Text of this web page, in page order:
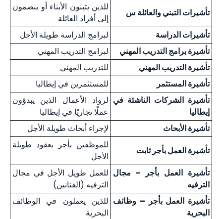
تأشيرات التبني والعائلة س
للذين يتبنون الأبناء أو ينضمون
إلى أفراد العائلة
تأشيرات الدراسة
لبرامج الدراسة طويلة الأجل
تأشيرة برامج التدريب المهني
لبرامج التدريب المهني
تأشيرة التدريب المهني
للتدريب المهني
تأشيرة المستثمر
للمستثمرين في إيطاليا
تأشيرة الشركات الناشئة في
إيطاليا
لرواد الأعمال الذين يبدؤون
عملًا تجاريًا في إيطاليا
تأشيرة الأبحاث
لإجراء أبحاث طويلة الأجل
تأشيرة العمل بأجر ثابت
للموظفين بأجر بعقود طويلة
الأجل
تأشيرة العمل بأجر - مجال
الترفيه
للعمل طويل الأجل في مجال
الترفيه (الفنانين)
تأشيرة العمل بأجر – وظائف
البحرية
للذين يعملون في الوظائف
البحرية